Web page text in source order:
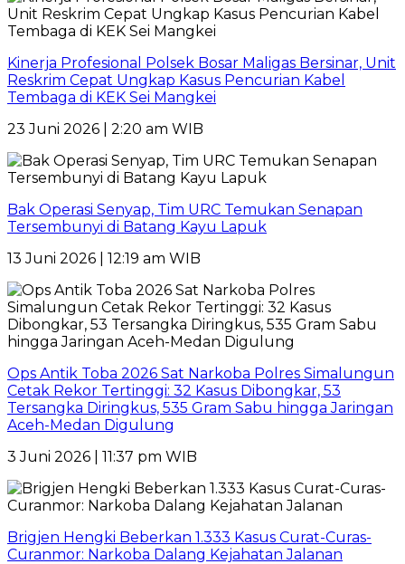
Kinerja Profesional Polsek Bosar Maligas Bersinar, Unit
Reskrim Cepat Ungkap Kasus Pencurian Kabel
Tembaga di KEK Sei Mangkei
23 Juni 2026 | 2:20 am WIB
Bak Operasi Senyap, Tim URC Temukan Senapan
Tersembunyi di Batang Kayu Lapuk
13 Juni 2026 | 12:19 am WIB
Ops Antik Toba 2026 Sat Narkoba Polres Simalungun
Cetak Rekor Tertinggi: 32 Kasus Dibongkar, 53
Tersangka Diringkus, 535 Gram Sabu hingga Jaringan
Aceh-Medan Digulung
3 Juni 2026 | 11:37 pm WIB
Brigjen Hengki Beberkan 1.333 Kasus Curat-Curas-
Curanmor: Narkoba Dalang Kejahatan Jalanan